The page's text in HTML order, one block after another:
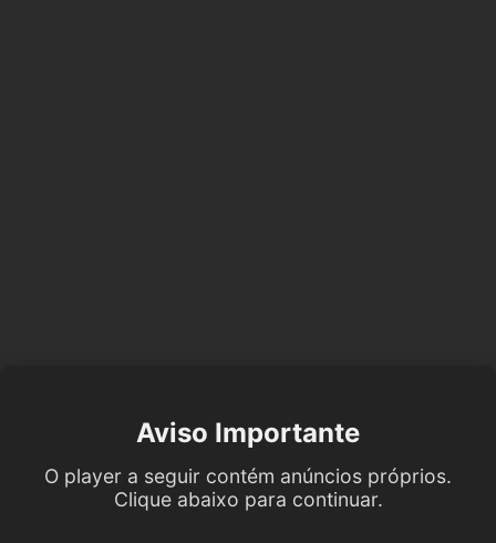
Aviso Importante
O player a seguir contém anúncios próprios.
Clique abaixo para continuar.